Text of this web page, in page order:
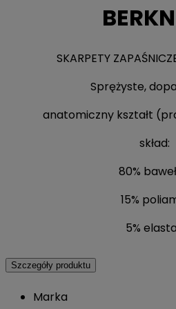
SKARPETY
Sprężyste,
anatomiczny kształt
skład:
80%
15%
5%
Szczegóły produktu
Marka